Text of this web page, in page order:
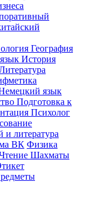
География
История
язык
Подготовка к
Психолог
и литература
ВК Физика
Шахматы